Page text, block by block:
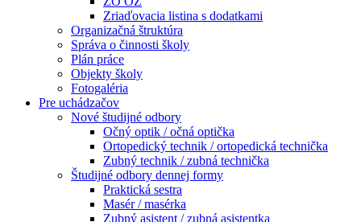
Zriaďovacia listina s dodatkami
Organizačná štruktúra
Správa o činnosti školy
Plán práce
Objekty školy
Fotogaléria
Pre uchádzačov
Nové študijné odbory
Očný optik / očná optička
Ortopedický technik / ortopedická technička
Zubný technik / zubná technička
Študijné odbory dennej formy
Praktická sestra
Masér / masérka
Zubný asistent / zubná asistentka